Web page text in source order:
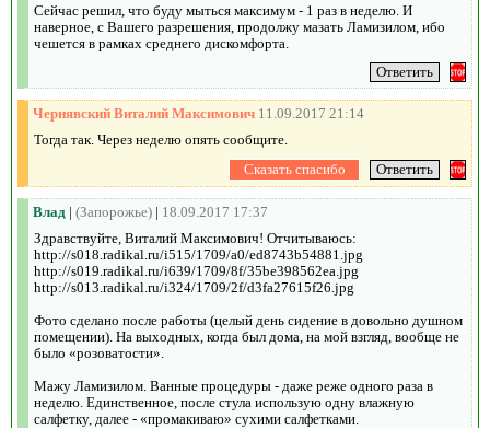
Сейчас решил, что буду мыться максимум - 1 раз в неделю. И
наверное, с Вашего разрешения, продолжу мазать Ламизилом, ибо
чешется в рамках среднего дискомфорта.
Чернявский Виталий Максимович 11.09.2017 21:14
Тогда так. Через неделю опять сообщите.
Влад | (Запорожье) | 18.09.2017 17:37
Здравствуйте, Виталий Максимович! Отчитываюсь:
http://s018.radikal.ru/i515/1709/a0/ed8743b54881.jpg
http://s019.radikal.ru/i639/1709/8f/35be398562ea.jpg
http://s013.radikal.ru/i324/1709/2f/d3fa27615f26.jpg
Фото сделано после работы (целый день сидение в довольно душном
помещении). На выходных, когда был дома, на мой взгляд, вообще не
было «розоватости».
Мажу Ламизилом. Ванные процедуры - даже реже одного раза в
неделю. Единственное, после стула использую одну влажную
салфетку, далее - «промакиваю» сухими салфетками.